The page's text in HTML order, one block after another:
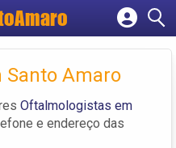
empresa
conta
Amaro
Oftalmologistas em
e endereço das